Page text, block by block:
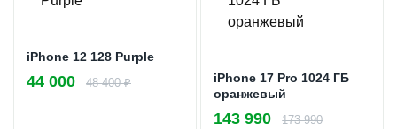
iPhone 12 128 Purple
44 000 48 400 ₽
iPhone 17 Pro 1024 ГБ
оранжевый
143 990 173 990